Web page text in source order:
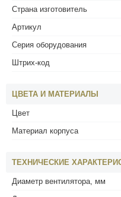
Страна изготовитель
Артикул
Серия оборудования
Штрих-код
ЦВЕТА И МАТЕРИАЛЫ
Цвет
Материал корпуса
ТЕХНИЧЕСКИЕ
Диаметр вентилятора, мм